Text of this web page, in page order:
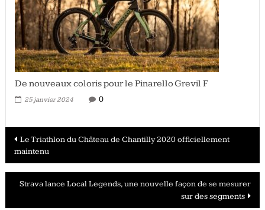
De nouveaux coloris pour le Pinarello Grevil F
25 janvier 2024 0
Navigation
des
articles
Le Triathlon du Château de Chantilly 2020 officiellement
maintenu
Strava lance Local Legends, une nouvelle façon de se mesurer
sur des segments